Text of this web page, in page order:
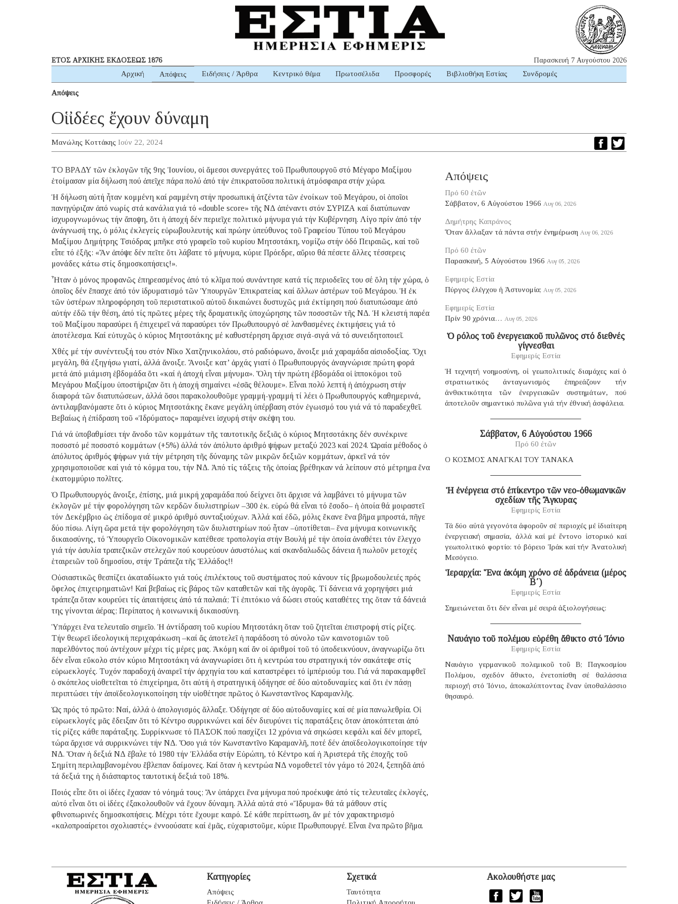
ΕΤΟΣ ΑΡΧΙΚΗΣ ΕΚΔΟΣΕΩΣ 1876 Παρασκευή 7 Αυγούστου 2026
Αρχική Απόψεις Ειδήσεις / Άρθρα Κεντρικό θέμα Πρωτοσέλιδα Προσφορές Βιβλιοθήκη Εστίας Συνδρομές
Απόψεις
Οἱ ἰδέες ἔχουν δύναμη
Μανώλης Κοττάκης Ιούν 22, 2024
ΤΟ ΒΡΑΔΥ τῶν ἐκλογῶν τῆς 9ης Ἰουνίου, οἱ ἄμεσοι συνεργάτες τοῦ Πρωθυπουργοῦ στό Μέγαρο Μαξίμου
ἑτοίμασαν μία δήλωση πού ἀπεῖχε πάρα πολύ ἀπό τήν ἐπικρατοῦσα πολιτική ἀτμόσφαιρα στήν χώρα.
Ἡ δήλωση αὐτή ἦταν κομμένη καί ραμμένη στήν προσωπική ἀτζέντα τῶν ἐνοίκων τοῦ Μεγάρου, οἱ ὁποῖοι
πανηγύριζαν ἀπό νωρίς στά κανάλια γιά τό «double score» τῆς ΝΔ ἀπέναντι στόν ΣΥΡΙΖΑ καί διατύπωναν
ἰσχυρογνωμόνως τήν ἄποψη, ὅτι ἡ ἀποχή δέν περιεῖχε πολιτικό μήνυμα γιά τήν Κυβέρνηση. Λίγο πρίν ἀπό τήν
ἀνάγνωσή της, ὁ μόλις ἐκλεγείς εὐρωβουλευτής καί πρώην ὑπεύθυνος τοῦ Γραφείου Τύπου τοῦ Μεγάρου
Μαξίμου Δημήτρης Τσιόδρας μπῆκε στό γραφεῖο τοῦ κυρίου Μητσοτάκη, νομίζω στήν ὁδό Πειραιῶς, καί τοῦ
εἶπε τό ἑξῆς: «Ἄν ἀπόψε δέν πεῖτε ὅτι λάβατε τό μήνυμα, κύριε Πρόεδρε, αὔριο θά πέσετε ἄλλες τέσσερεις
μονάδες κάτω στίς δημοσκοπήσεις!».
Ἦταν ὁ μόνος προφανῶς ἐπηρεασμένος ἀπό τό κλῖμα πού συνάντησε κατά τίς περιοδεῖες του σέ ὅλη τήν χώρα, ὁ
ὁποῖος δέν ἔπασχε ἀπό τόν ἱδρυματισμό τῶν Ὑπουργῶν Ἐπικρατείας καί ἄλλων ἀστέρων τοῦ Μεγάρου. Ἡ ἐκ
τῶν ὑστέρων πληροφόρηση τοῦ περιστατικοῦ αὐτοῦ δικαιώνει δυστυχῶς μιά ἐκτίμηση πού διατυπώσαμε ἀπό
αὐτήν ἐδῶ τήν θέση, ἀπό τίς πρῶτες μέρες τῆς δραματικῆς ὑποχώρησης τῶν ποσοστῶν τῆς ΝΔ. Ἡ κλειστή παρέα
τοῦ Μαξίμου παρασύρει ἤ ἐπιχειρεῖ νά παρασύρει τόν Πρωθυπουργό σέ λανθασμένες ἐκτιμήσεις γιά τό
ἀποτέλεσμα. Καί εὐτυχῶς ὁ κύριος Μητσοτάκης μέ καθυστέρηση ἄρχισε σιγά-σιγά νά τό συνειδητοποιεῖ.
Χθές μέ τήν συνέντευξή του στόν Νῖκο Χατζηνικολάου, στό ραδιόφωνο, ἄνοιξε μιά χαραμάδα αἰσιοδοξίας. Ὄχι
μεγάλη, θά ἐξηγήσω γιατί, ἀλλά ἄνοιξε. Ἄνοιξε κατ’ ἀρχάς γιατί ὁ Πρωθυπουργός ἀναγνώρισε πρώτη φορά
μετά ἀπό μιάμιση ἑβδομάδα ὅτι «καί ἡ ἀποχή εἶναι μήνυμα». Ὅλη τήν πρώτη ἑβδομάδα οἱ ἱπποκόμοι τοῦ
Μεγάρου Μαξίμου ὑποστήριζαν ὅτι ἡ ἀποχή σημαίνει «ἐσᾶς θέλουμε». Εἶναι πολύ λεπτή ἡ ἀπόχρωση στήν
διαφορά τῶν διατυπώσεων, ἀλλά ὅσοι παρακολουθοῦμε γραμμή-γραμμή τί λέει ὁ Πρωθυπουργός καθημερινά,
ἀντιλαμβανόμαστε ὅτι ὁ κύριος Μητσοτάκης ἔκανε μεγάλη ὑπέρβαση στόν ἐγωισμό του γιά νά τό παραδεχθεῖ.
Βεβαίως ἡ ἐπίδραση τοῦ «Ἱδρύματος» παραμένει ἰσχυρή στήν σκέψη του.
Γιά νά ὑποβαθμίσει τήν ἄνοδο τῶν κομμάτων τῆς ταυτοτικῆς δεξιᾶς ὁ κύριος Μητσοτάκης δέν συνέκρινε
ποσοστό μέ ποσοστό κομμάτων (+5%) ἀλλά τόν ἀπόλυτο ἀριθμό ψήφων μεταξύ 2023 καί 2024. Ὡραία μέθοδος ὁ
ἀπόλυτος ἀριθμός ψήφων γιά τήν μέτρηση τῆς δύναμης τῶν μικρῶν δεξιῶν κομμάτων, ἀρκεῖ νά τόν
χρησιμοποιοῦσε καί γιά τό κόμμα του, τήν ΝΔ. Ἀπό τίς τάξεις τῆς ὁποίας βρέθηκαν νά λείπουν στό μέτρημα ἕνα
ἑκατομμύριο πολῖτες.
Ὁ Πρωθυπουργός ἄνοιξε, ἐπίσης, μιά μικρή χαραμάδα πού δείχνει ὅτι ἄρχισε νά λαμβάνει τό μήνυμα τῶν
ἐκλογῶν μέ τήν φορολόγηση τῶν κερδῶν διυλιστηρίων –300 ἑκ. εὐρώ θά εἶναι τό ἔσοδο– ἡ ὁποία θά μοιραστεῖ
τόν Δεκέμβριο ὡς ἐπίδομα σέ μικρό ἀριθμό συνταξιούχων. Ἀλλά καί ἐδῶ, μόλις ἔκανε ἕνα βῆμα μπροστά, πῆγε
δύο πίσω. Λίγη ὥρα μετά τήν φορολόγηση τῶν διυλιστηρίων πού ἦταν –ὑποτίθεται– ἕνα μήνυμα κοινωνικῆς
δικαιοσύνης, τό Ὑπουργεῖο Οἰκονομικῶν κατέθεσε τροπολογία στήν Βουλή μέ τήν ὁποία ἀναθέτει τόν ἔλεγχο
γιά τήν ἀσυλία τραπεζικῶν στελεχῶν πού κουρεύουν ἀσυστόλως καί σκανδαλωδῶς δάνεια ἤ πωλοῦν μετοχές
ἑταιρειῶν τοῦ δημοσίου, στήν Τράπεζα τῆς Ἑλλάδος!!
Οὐσιαστικῶς θεσπίζει ἀκαταδίωκτο γιά τούς ἐπιλέκτους τοῦ συστήματος πού κάνουν τίς βρωμοδουλειές πρός
ὄφελος ἐπιχειρηματιῶν! Καί βεβαίως εἰς βάρος τῶν καταθετῶν καί τῆς ἀγορᾶς. Τί δάνεια νά χορηγήσει μιά
τράπεζα ὅταν κουρεύει τίς ἀπαιτήσεις ἀπό τά παλαιά; Τί ἐπιτόκιο νά δώσει στούς καταθέτες της ὅταν τά δάνειά
της γίνονται ἀέρας; Περίπατος ἡ κοινωνική δικαιοσύνη.
Ὑπάρχει ἕνα τελευταῖο σημεῖο. Ἡ ἀντίδραση τοῦ κυρίου Μητσοτάκη ὅταν τοῦ ζητεῖται ἐπιστροφή στίς ρίζες.
Τήν θεωρεῖ ἰδεολογική περιχαράκωση –καί ἄς ἀποτελεῖ ἡ παράδοση τό σύνολο τῶν καινοτομιῶν τοῦ
παρελθόντος πού ἀντέχουν μέχρι τίς μέρες μας. Ἀκόμη καί ἄν οἱ ἀριθμοί τοῦ τό ὑποδεικνύουν, ἀναγνωρίζω ὅτι
δέν εἶναι εὔκολο στόν κύριο Μητσοτάκη νά ἀναγνωρίσει ὅτι ἡ κεντρώα του στρατηγική τόν σακάτεψε στίς
εὐρωεκλογές. Τυχόν παραδοχή ἀναιρεῖ τήν ἀρχηγία του καί καταστρέφει τό ἰμπέριούμ του. Γιά νά παρακαμφθεῖ
ὁ σκόπελος υἱοθετεῖται τό ἐπιχείρημα, ὅτι αὐτή ἡ στρατηγική ὁδήγησε σέ δύο αὐτοδυναμίες καί ὅτι ἐν πάσῃ
περιπτώσει τήν ἀποϊδεολογικοποίηση τήν υἱοθέτησε πρῶτος ὁ Κωνσταντῖνος Καραμανλῆς.
Ὡς πρός τό πρῶτο: Ναί, ἀλλά ὁ ἀπολογισμός ἄλλαξε. Ὁδήγησε σέ δύο αὐτοδυναμίες καί σέ μία πανωλεθρία. Οἱ
εὐρωεκλογές μᾶς ἔδειξαν ὅτι τό Κέντρο συρρικνώνει καί δέν διευρύνει τίς παρατάξεις ὅταν ἀποκόπτεται ἀπό
τίς ρίζες κάθε παράταξης. Συρρίκνωσε τό ΠΑΣΟΚ πού πασχίζει 12 χρόνια νά σηκώσει κεφάλι καί δέν μπορεῖ,
τώρα ἄρχισε νά συρρικνώνει τήν ΝΔ. Ὅσο γιά τόν Κωνσταντῖνο Καραμανλῆ, ποτέ δέν ἀποϊδεολογικοποίησε τήν
ΝΔ. Ὅταν ἡ δεξιά ΝΔ ἔβαλε τό 1980 τήν Ἑλλάδα στήν Εὐρώπη, τό Κέντρο καί ἡ Ἀριστερά τῆς ἐποχῆς τοῦ
Σημίτη περιλαμβανομένου ἔβλεπαν δαίμονες. Καί ὅταν ἡ κεντρώα ΝΔ νομοθετεῖ τόν γάμο τό 2024, ξεπηδᾶ ἀπό
τά δεξιά της ἡ διάσπαρτος ταυτοτική δεξιά τοῦ 18%.
Ποιός εἶπε ὅτι οἱ ἰδέες ἔχασαν τό νόημά τους; Ἄν ὑπάρχει ἕνα μήνυμα πού προέκυψε ἀπό τίς τελευταῖες ἐκλογές,
αὐτό εἶναι ὅτι οἱ ἰδέες ἐξακολουθοῦν νά ἔχουν δύναμη. Ἀλλά αὐτά στό «Ἵδρυμα» θά τά μάθουν στίς
φθινοπωρινές δημοσκοπήσεις. Μέχρι τότε ἔχουμε καιρό. Σέ κάθε περίπτωση, ἄν μέ τόν χαρακτηρισμό
«καλοπροαίρετοι σχολιαστές» ἐννοούσατε καί ἐμᾶς, εὐχαριστοῦμε, κύριε Πρωθυπουργέ. Εἶναι ἕνα πρῶτο βῆμα.
Απόψεις
Πρό 60 ἐτῶν
Σάββατον, 6 Αὐγούστου 1966 Αυγ 06, 2026
Δημήτρης Καπράνος
Ὅταν ἄλλαξαν τά πάντα στήν ἐνημέρωση Αυγ 06, 2026
Πρό 60 ἐτῶν
Παρασκευή, 5 Αὐγούστου 1966 Αυγ 05, 2026
Εφημερίς Εστία
Πύργος ἐλέγχου ἡ Ἀστυνομία; Αυγ 05, 2026
Εφημερίς Εστία
Πρίν 90 χρόνια… Αυγ 05, 2026
Ὁ ρόλος τοῦ ἐνεργειακοῦ πυλῶνος στό διεθνές
γίγνεσθαι
Εφημερίς Εστία
Ἡ τεχνητή νοημοσύνη, οἱ γεωπολιτικές διαμάχες καί ὁ
στρατιωτικός ἀνταγωνισμός ἐπηρεάζουν τήν
ἀνθεκτικότητα τῶν ἐνεργειακῶν συστημάτων, πού
ἀποτελοῦν σημαντικό πυλῶνα γιά τήν ἐθνική ἀσφάλεια.
Σάββατον, 6 Αὐγούστου 1966
Πρό 60 ἐτῶν
Ο ΚΟΣΜΟΣ ΑΝΑΓΚΑΙ ΤΟΥ ΤΑΝΑΚΑ
Ἡ ἐνέργεια στό ἐπίκεντρο τῶν νεο-ὀθωμανικῶν
σχεδίων τῆς Ἄγκυρας
Εφημερίς Εστία
Τά δύο αὐτά γεγονότα ἀφοροῦν σέ περιοχές μέ ἰδιαίτερη
ἐνεργειακή σημασία, ἀλλά καί μέ ἔντονο ἱστορικό καί
γεωπολιτικό φορτίο: τό βόρειο Ἰράκ καί τήν Ἀνατολική
Μεσόγειο.
Ἱεραρχία: Ἕνα ἀκόμη χρόνο σέ ἀδράνεια (μέρος
B΄)
Εφημερίς Εστία
Σημειώνεται ὅτι δέν εἶναι μέ σειρά ἀξιολογήσεως:
Ναυάγιο τοῦ πολέμου εὑρέθη ἄθικτο στό Ἰόνιο
Εφημερίς Εστία
Ναυάγιο γερμανικοῦ πολεμικοῦ τοῦ B; Παγκοσμίου
Πολέμου, σχεδόν ἄθικτο, ἐνετοπίσθη σέ θαλάσσια
περιοχή στό Ἰόνιο, ἀποκαλύπτοντας ἕναν ὑποθαλάσσιο
θησαυρό.
Κατηγορίες
Απόψεις
Σχετικά
Ταυτότητα
Ακολουθήστε μας